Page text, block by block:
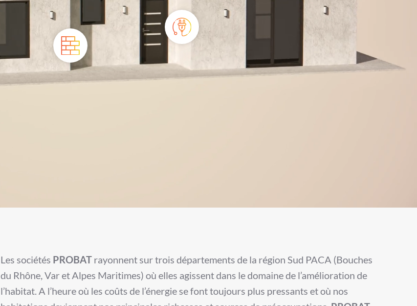
Façades
Isolation
Électricité
Les sociétés PROBAT rayonnent sur trois départements de la région Sud PACA (Bouches
du Rhône, Var et Alpes Maritimes) où elles agissent dans le domaine de l’amélioration de
l’habitat. A l’heure où les coûts de l’énergie se font toujours plus pressants et où nos